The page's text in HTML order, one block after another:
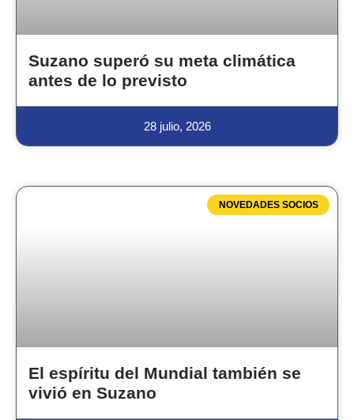
Suzano superó su meta climática
antes de lo previsto
28 julio, 2026
NOVEDADES SOCIOS
El espíritu del Mundial también se
vivió en Suzano